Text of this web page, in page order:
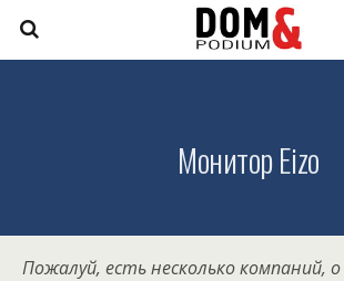
Монитор Eizo
Пожалуй, есть несколько компаний,